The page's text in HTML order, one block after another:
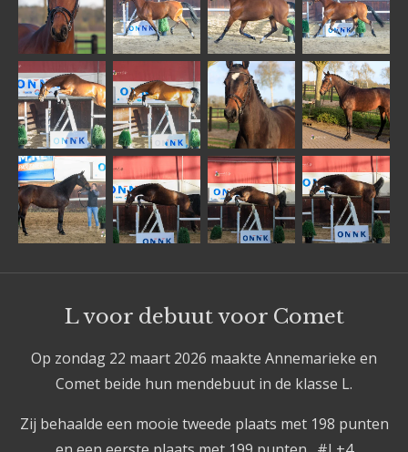
L voor debuut voor Comet
Op zondag 22 maart 2026 maakte Annemarieke en
Comet beide hun mendebuut in de klasse L.
Zij behaalde een mooie tweede plaats met 198 punten